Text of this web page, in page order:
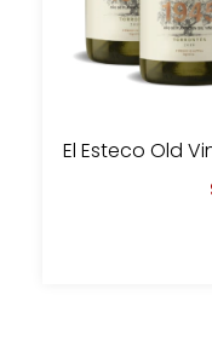
El Esteco Old